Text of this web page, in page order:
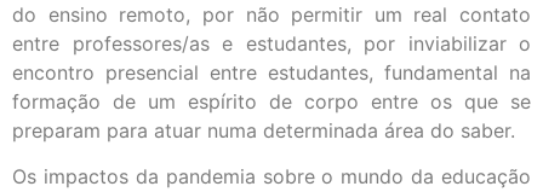
do ensino remoto, por não permitir um real contato
entre professores/as e estudantes, por inviabilizar o
encontro presencial entre estudantes, fundamental na
formação de um espírito de corpo entre os que se
preparam para atuar numa determinada área do saber.
Os impactos da pandemia sobre o mundo da educação